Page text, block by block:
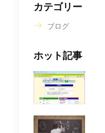
カテゴリー
ブログ
ホット記事